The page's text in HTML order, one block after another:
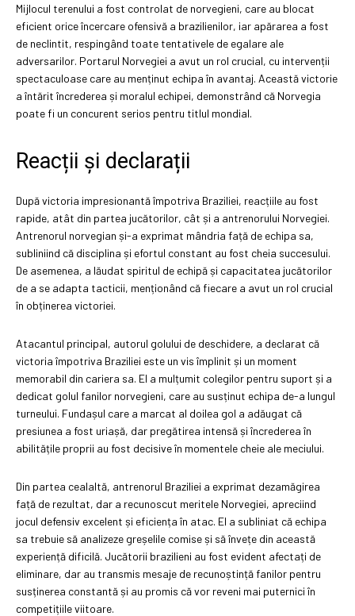
Mijlocul terenului a fost controlat de norvegieni, care au blocat
eficient orice încercare ofensivă a brazilienilor, iar apărarea a fost
de neclintit, respingând toate tentativele de egalare ale
adversarilor. Portarul Norvegiei a avut un rol crucial, cu intervenții
spectaculoase care au menținut echipa în avantaj. Această victorie
a întărit încrederea și moralul echipei, demonstrând că Norvegia
poate fi un concurent serios pentru titlul mondial.
Reacții și declarații
După victoria impresionantă împotriva Braziliei, reacțiile au fost
rapide, atât din partea jucătorilor, cât și a antrenorului Norvegiei.
Antrenorul norvegian și-a exprimat mândria față de echipa sa,
subliniind că disciplina și efortul constant au fost cheia succesului.
De asemenea, a lăudat spiritul de echipă și capacitatea jucătorilor
de a se adapta tacticii, menționând că fiecare a avut un rol crucial
în obținerea victoriei.
Atacantul principal, autorul golului de deschidere, a declarat că
victoria împotriva Braziliei este un vis împlinit și un moment
memorabil din cariera sa. El a mulțumit colegilor pentru suport și a
dedicat golul fanilor norvegieni, care au susținut echipa de-a lungul
turneului. Fundașul care a marcat al doilea gol a adăugat că
presiunea a fost uriașă, dar pregătirea intensă și încrederea în
abilitățile proprii au fost decisive în momentele cheie ale meciului.
Din partea cealaltă, antrenorul Braziliei a exprimat dezamăgirea
față de rezultat, dar a recunoscut meritele Norvegiei, apreciind
jocul defensiv excelent și eficiența în atac. El a subliniat că echipa
sa trebuie să analizeze greșelile comise și să învețe din această
experiență dificilă. Jucătorii brazilieni au fost evident afectați de
eliminare, dar au transmis mesaje de recunoștință fanilor pentru
susținerea constantă și au promis că vor reveni mai puternici în
competițiile viitoare.